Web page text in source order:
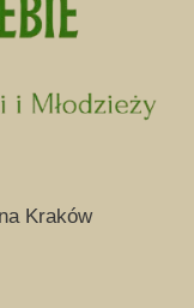
Kraków